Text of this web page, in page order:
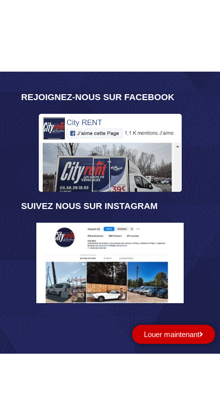
REJOIGNEZ-NOUS SUR FACEBOOK
SUIVEZ NOUS SUR INSTAGRAM
Louer maintenant